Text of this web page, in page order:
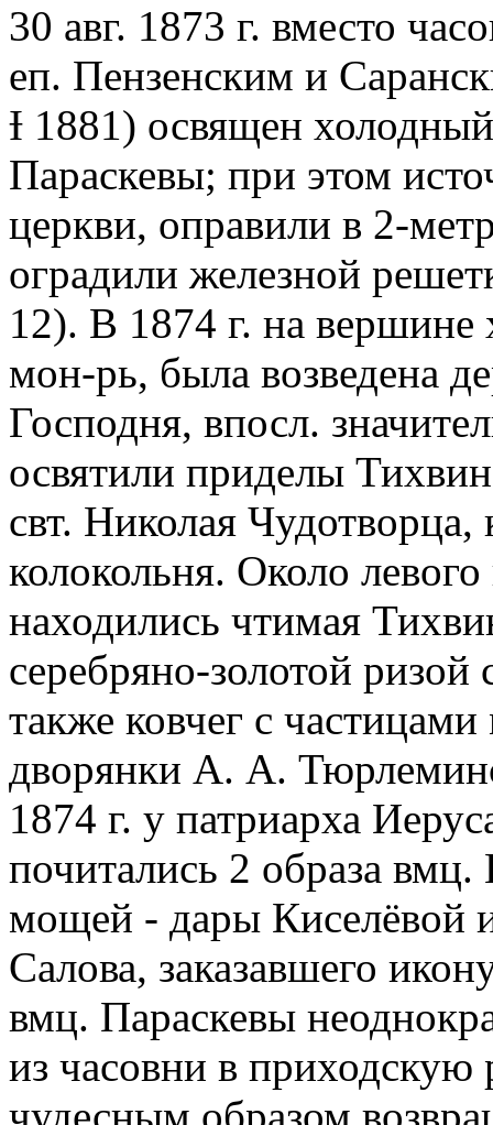
30 авг. 1873 г. вместо
еп. Пензенским и
Ɨ 1881) освящен
Параскевы; при этом
церкви, оправили в 2-
оградили железной
12). В 1874 г. на вершине
мон-рь, была возведена
Господня, впосл.
освятили приделы
свт. Николая
колокольня. Около
находились чтимая
серебряно-золотой
также ковчег с
дворянки А. А.
1874 г. у патриарха
почитались 2 образа
мощей - дары Киселёвой
Салова, заказавшего
вмц. Параскевы
из часовни в приходскую
чудесным образом